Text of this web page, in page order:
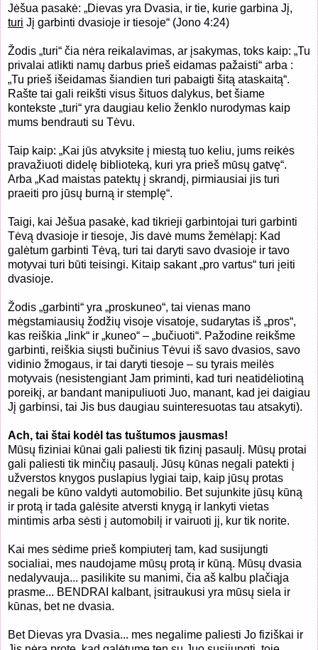
Jėšua pasakė: „Dievas yra Dvasia, ir tie, kurie garbina Jį,
turi Jį garbinti dvasioje ir tiesoje“ (Jono 4:24)
Žodis „turi“ čia nėra reikalavimas, ar įsakymas, toks kaip: „Tu
privalai atlikti namų darbus prieš eidamas pažaisti“ arba :
„Tu prieš išeidamas šiandien turi pabaigti šitą ataskaitą“.
Rašte tai gali reikšti visus šituos dalykus, bet šiame
kontekste „turi“ yra daugiau kelio ženklo nurodymas kaip
mums bendrauti su Tėvu.
Taip kaip: „Kai jūs atvyksite į miestą tuo keliu, jums reikės
pravažiuoti didelę biblioteką, kuri yra prieš mūsų gatvę“.
Arba „Kad maistas patektų į skrandį, pirmiausiai jis turi
praeiti pro jūsų burną ir stemplę“.
Taigi, kai Jėšua pasakė, kad tikrieji garbintojai turi garbinti
Tėvą dvasioje ir tiesoje, Jis davė mums žemėlapį: Kad
galėtum garbinti Tėvą, turi tai daryti savo dvasioje ir tavo
motyvai turi būti teisingi. Kitaip sakant „pro vartus“ turi įeiti
dvasioje.
Žodis „garbinti“ yra „proskuneo“, tai vienas mano
mėgstamiausių žodžių visoje visatoje, sudarytas iš „pros“,
kas reiškia „link“ ir „kuneo“ – „bučiuoti“. Pažodine reikšme
garbinti, reiškia siųsti bučinius Tėvui iš savo dvasios, savo
vidinio žmogaus, ir tai daryti tiesoje – su tyrais meilės
motyvais (nesistengiant Jam priminti, kad turi neatidėliotiną
poreikį, ar bandant manipuliuoti Juo, manant, kad jei daigiau
Jį garbinsi, tai Jis bus daugiau suinteresuotas tau atsakyti).
Ach, tai štai kodėl tas tuštumos jausmas!
Mūsų fiziniai kūnai gali paliesti tik fizinį pasaulį. Mūsų protai
gali paliesti tik minčių pasaulį. Jūsų kūnas negali patekti į
užverstos knygos puslapius lygiai taip, kaip jūsų protas
negali be kūno valdyti automobilio. Bet sujunkite jūsų kūną
ir protą ir tada galėsite atversti knygą ir lankyti vietas
mintimis arba sėsti į automobilį ir vairuoti jį, kur tik norite.
Kai mes sėdime prieš kompiuterį tam, kad susijungti
socialiai, mes naudojame mūsų protą ir kūną. Mūsų dvasia
nedalyvauja... pasilikite su manimi, čia aš kalbu plačiąja
prasme... BENDRAI kalbant, įsitraukusi yra mūsų siela ir
kūnas, bet ne dvasia.
Bet Dievas yra Dvasia... mes negalime paliesti Jo fiziškai ir